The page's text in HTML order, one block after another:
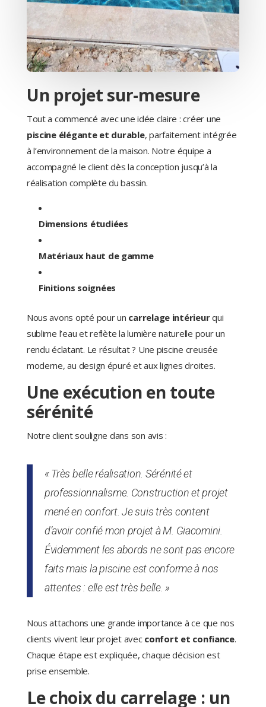
Un projet sur-mesure
Tout a commencé avec une idée claire : créer une
piscine élégante et durable, parfaitement intégrée
à l’environnement de la maison. Notre équipe a
accompagné le client dès la conception jusqu’à la
réalisation complète du bassin.
Dimensions étudiées
Matériaux haut de gamme
Finitions soignées
Nous avons opté pour un carrelage intérieurqui
sublime l’eau et reflète la lumière naturelle pour un
rendu éclatant. Le résultat ? Une piscine creusée
moderne, au design épuré et aux lignes droites.
Une exécution en toute
sérénité
Notre client souligne dans son avis :
« Très belle réalisation. Sérénité et
professionnalisme. Construction et projet
mené en confort. Je suis très content
d’avoir confié mon projet à M. Giacomini.
Évidemment les abords ne sont pas encore
faits mais la piscine est conforme à nos
attentes : elle est très belle. »
Nous attachons une grande importance à ce que nos
clients vivent leur projet avec confort et confiance.
Chaque étape est expliquée, chaque décision est
prise ensemble.
Le choix du carrelage : un